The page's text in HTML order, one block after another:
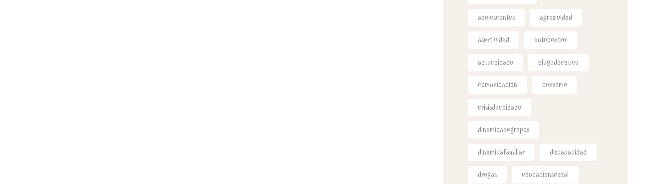
adolescentes agresividad
asertividad autocontrol
autocuidado blogeducativo
comunicación consumo
crisisdecuidado
dinamicadegrupos
dinamicafamiliar discapacidad
drogas educacionsexual